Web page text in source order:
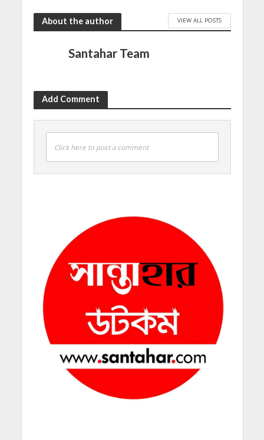
About the author VIEW ALL POSTS
Santahar Team
Add Comment
Click here to post a comment